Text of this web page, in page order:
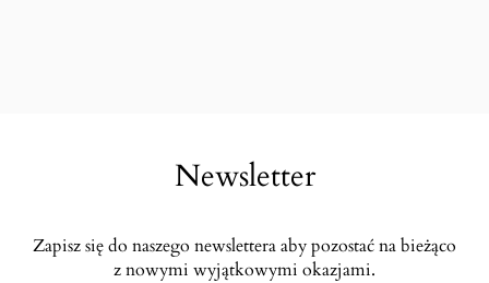
Newsletter
Zapisz się do naszego newslettera aby pozostać na bieżąco
z nowymi wyjątkowymi okazjami.